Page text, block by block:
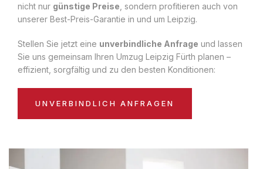
nicht nur günstige Preise , sondern profitieren auch von
unserer Best-Preis-Garantie in und um Leipzig.
Stellen Sie jetzt eine unverbindliche Anfrage und lassen
Sie uns gemeinsam Ihren Umzug Leipzig Fürth planen –
effizient, sorgfältig und zu den besten Konditionen:
UNVERBINDLICH ANFRAGEN